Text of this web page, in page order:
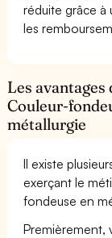
réduite grâce à
les
Les
Couleur-
métallurgie
Il existe
exerçant le
fondeuse en
Premièrement,